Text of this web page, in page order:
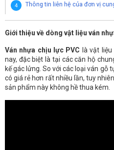
Thông tin liên hệ của đơn vị
Giới thiệu về dòng vật liệu ván
Ván nhựa chịu lực PVC là vật
nay, đặc biệt là tại các căn hộ
kế gác lửng. So với các loại ván gỗ
có giá rẻ hơn rất nhiều lần, tuy
sản phẩm này không hề thua kém.